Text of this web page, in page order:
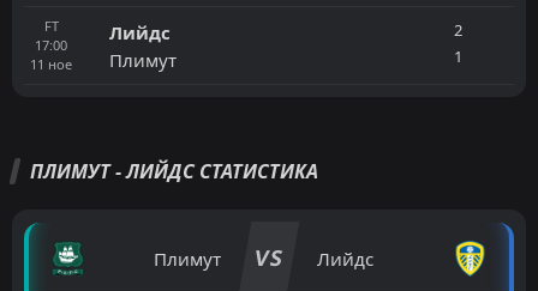
FT
17:00
11 ное
Лийдс
Плимут
2
1
ПЛИМУТ - ЛИЙДС СТАТИСТИКА
Плимут VS Лийдс